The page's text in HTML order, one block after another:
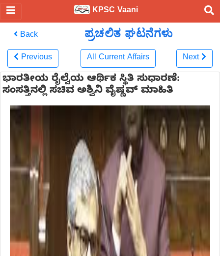
KPSC Vaani
Back ಪ್ರಚಲಿತ ಘಟನೆಗಳು
Previous All Current Affairs Next
ಭಾರತೀಯ ರೈಲ್ವೆಯ ಆರ್ಥಿಕ ಸ್ಥಿತಿ ಸುಧಾರಣೆ:
ಸಂಸತ್ತಿನಲ್ಲಿ ಸಚಿವ ಅಶ್ವಿನಿ ವೈಷ್ಣವ್ ಮಾಹಿತಿ